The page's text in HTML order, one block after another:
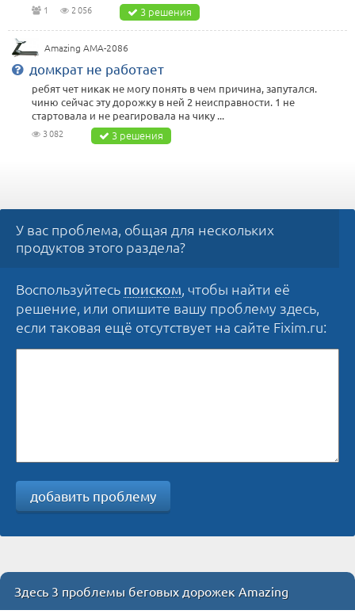
1 2 056 3 решения
Amazing AMA-2086
домкрат не работает
ребят чет никак не могу понять в чем причина, запутался.
чиню сейчас эту дорожку в ней 2 неисправности. 1 не
стартовала и не реагировала на чику ...
3 082 3 решения
У вас проблема, общая для нескольких
продуктов этого раздела?
Воспользуйтесь поиском, чтобы найти её
решение, или опишите вашу проблему здесь,
если таковая ещё отсутствует на сайте Fixim.ru:
добавить проблему
Здесь 3 проблемы беговых дорожек Amazing